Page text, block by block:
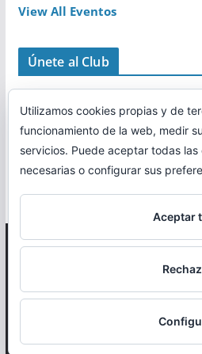
View All Eventos
Únete al Club
Correr en La
Otro proyecto
Utilizamos cookies propias y de
funcionamiento de la web, medir
servicios. Puede aceptar todas
necesarias o configurar sus
Aceptar